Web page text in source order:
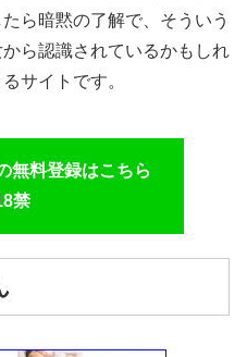
ら暗黙の了解で、そういう
ら認識されているかもしれ
サイトです。
無料登録はこちら
禁